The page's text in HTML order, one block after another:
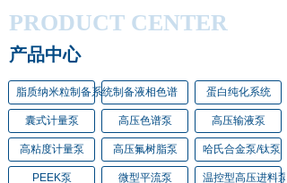
PRODUCT CENTER
产品中心
脂质纳米粒制备系统制备液相色谱 蛋白纯化系统
囊式计量泵 高压色谱泵 高压输液泵
高粘度计量泵 高压氟树脂泵 哈氏合金泵/钛泵
PEEK泵 微型平流泵 温控型高压进料泵